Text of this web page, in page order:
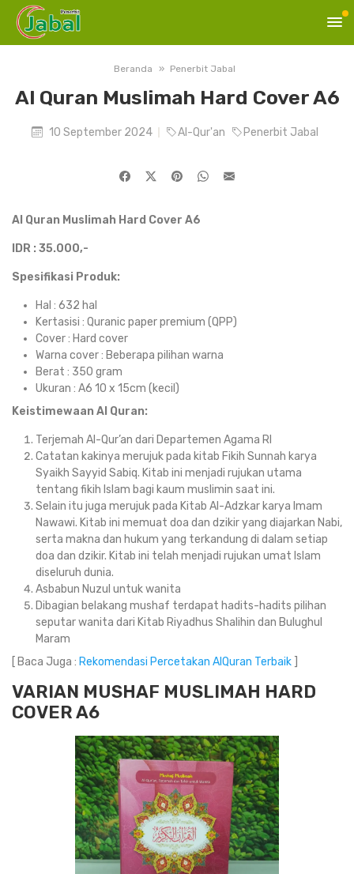
Beranda Penerbit Jabal
Al Quran Muslimah Hard Cover A6
10 September 2024 Al-Qur'an Penerbit Jabal
Al Quran Muslimah Hard Cover A6
IDR : 35.000,-
Spesifikasi Produk:
Hal : 632 hal
Kertasisi : Quranic paper premium (QPP)
Cover : Hard cover
Warna cover : Beberapa pilihan warna
Berat : 350 gram
Ukuran : A6 10 x 15cm (kecil)
Keistimewaan Al Quran:
Terjemah Al-Qur’an dari Departemen Agama RI
Catatan kakinya merujuk pada kitab Fikih Sunnah karya
Syaikh Sayyid Sabiq. Kitab ini menjadi rujukan utama
tentang fikih Islam bagi kaum muslimin saat ini.
Selain itu juga merujuk pada Kitab Al-Adzkar karya Imam
Nawawi. Kitab ini memuat doa dan dzikir yang diajarkan Nabi,
serta makna dan hukum yang terkandung di dalam setiap
doa dan dzikir. Kitab ini telah menjadi rujukan umat Islam
diseluruh dunia.
Asbabun Nuzul untuk wanita
Dibagian belakang mushaf terdapat hadits-hadits pilihan
seputar wanita dari Kitab Riyadhus Shalihin dan Bulughul
Maram
[ Baca Juga : Rekomendasi Percetakan AlQuran Terbaik
VARIAN MUSHAF MUSLIMAH HARD
COVER A6